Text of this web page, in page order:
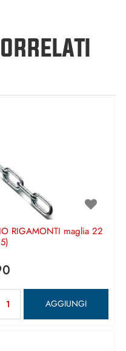
RIGAMONTI maglia 22
AGGIUNGI